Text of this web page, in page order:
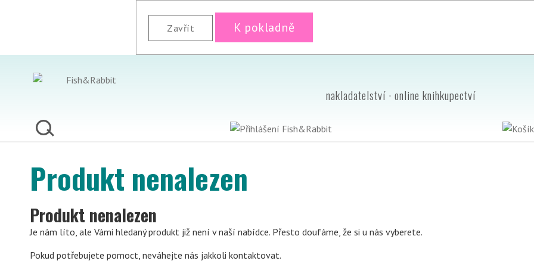
Zavřít K pokladně
nakladatelství · online knihkupectví
Produkt nenalezen
Produkt nenalezen
Je nám líto, ale Vámi hledaný produkt již není v naší nabídce. Přesto doufáme, že si u nás vyberete.
Pokud potřebujete pomoct, neváhejte nás jakkoli kontaktovat.